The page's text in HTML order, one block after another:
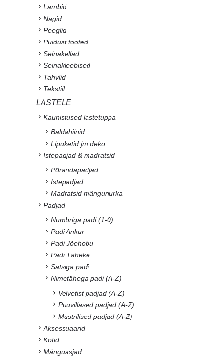
Lambid
Nagid
Peeglid
Puidust tooted
Seinakellad
Seinakleebised
Tahvlid
Tekstiil
LASTELE
Kaunistused lastetuppa
Baldahiinid
Lipuketid jm deko
Istepadjad & madratsid
Põrandapadjad
Istepadjad
Madratsid mängunurka
Padjad
Numbriga padi (1-0)
Padi Ankur
Padi Jõehobu
Padi Täheke
Satsiga padi
Nimetähega padi (A-Z)
Velvetist padjad (A-Z)
Puuvillased padjad (A-Z)
Mustrilised padjad (A-Z)
Aksessuaarid
Kotid
Mänguasjad